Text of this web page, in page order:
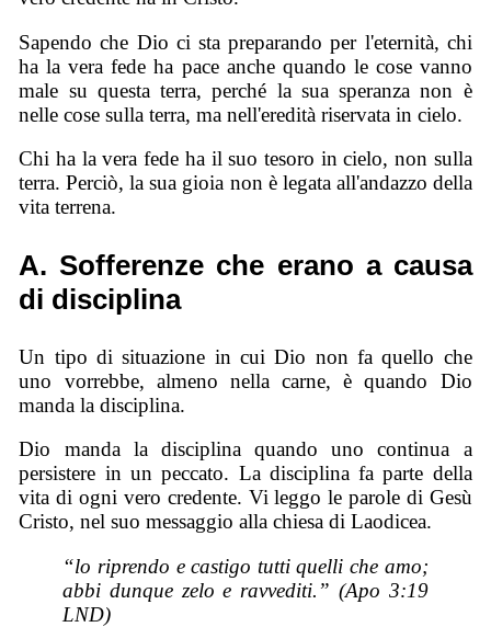
Sapendo che Dio ci sta preparando per l'eternità, chi
ha la vera fede ha pace anche quando le cose vanno
male su questa terra, perché la sua speranza non è
nelle cose sulla terra, ma nell'eredità riservata in cielo.
Chi ha la vera fede ha il suo tesoro in cielo, non sulla
terra. Perciò, la sua gioia non è legata all'andazzo della
vita terrena.
A. Sofferenze che erano a causa
di disciplina
Un tipo di situazione in cui Dio non fa quello che
uno vorrebbe, almeno nella carne, è quando Dio
manda la disciplina.
Dio manda la disciplina quando uno continua a
persistere in un peccato. La disciplina fa parte della
vita di ogni vero credente. Vi leggo le parole di Gesù
Cristo, nel suo messaggio alla chiesa di Laodicea.
“lo riprendo e castigo tutti quelli che amo;
abbi dunque zelo e ravvediti.” (Apo 3:19
LND)